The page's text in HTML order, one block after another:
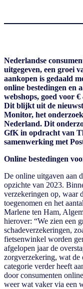
Nederlandse
uitgegeven, een groei
aankopen is gedaald
online bestedingen en
webshops, goed voor
Dit blijkt uit de
Monitor, het
Nederland. Dit
GfK in opdracht van
samenwerking met
Online bestedingen
De online uitgaven aan
opzichte van 2023.
verzekeringen op, waar
toegenomen en het
Marlene ten Ham,
hierover: “We zien een
schadeverzekeringen,
fietsenwinkel worden
afgelopen jaar de
zorgverzekering, wat de
categorie verder heeft
door consumenten
weer wat vaker via een